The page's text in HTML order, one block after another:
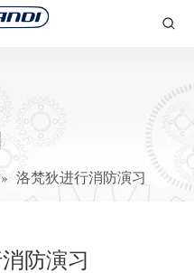
» 洛梵狄进行消防演习
防演习